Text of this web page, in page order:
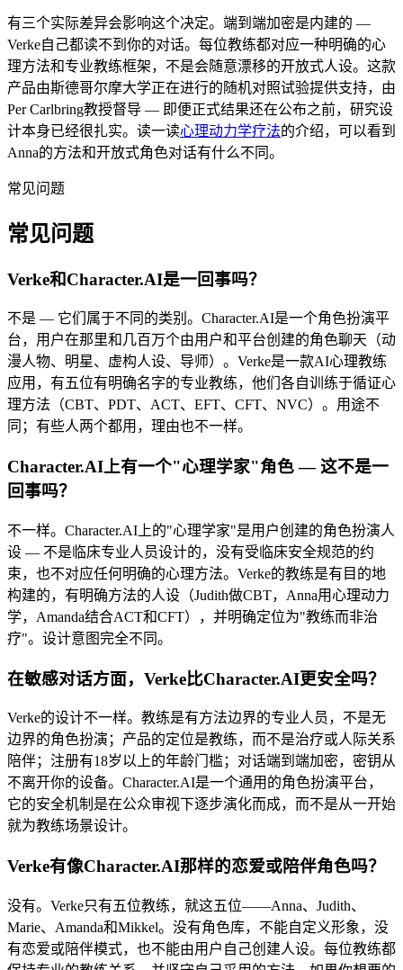
有三个实际差异会影响这个决定。端到端加密是内建的 —
Verke自己都读不到你的对话。每位教练都对应一种明确的心
理方法和专业教练框架，不是会随意漂移的开放式人设。这款
产品由斯德哥尔摩大学正在进行的随机对照试验提供支持，由
Per Carlbring教授督导 — 即便正式结果还在公布之前，研究设
计本身已经很扎实。读一读心理动力学疗法的介绍，可以看到
Anna的方法和开放式角色对话有什么不同。
常见问题
常见问题
Verke和Character.AI是一回事吗？
不是 — 它们属于不同的类别。Character.AI是一个角色扮演平
台，用户在那里和几百万个由用户和平台创建的角色聊天（动
漫人物、明星、虚构人设、导师）。Verke是一款AI心理教练
应用，有五位有明确名字的专业教练，他们各自训练于循证心
理方法（CBT、PDT、ACT、EFT、CFT、NVC）。用途不
同；有些人两个都用，理由也不一样。
Character.AI上有一个"心理学家"角色 — 这不是一
回事吗？
不一样。Character.AI上的"心理学家"是用户创建的角色扮演人
设 — 不是临床专业人员设计的，没有受临床安全规范的约
束，也不对应任何明确的心理方法。Verke的教练是有目的地
构建的，有明确方法的人设（Judith做CBT，Anna用心理动力
学，Amanda结合ACT和CFT），并明确定位为"教练而非治
疗"。设计意图完全不同。
在敏感对话方面，Verke比Character.AI更安全吗？
Verke的设计不一样。教练是有方法边界的专业人员，不是无
边界的角色扮演；产品的定位是教练，而不是治疗或人际关系
陪伴；注册有18岁以上的年龄门槛；对话端到端加密，密钥从
不离开你的设备。Character.AI是一个通用的角色扮演平台，
它的安全机制是在公众审视下逐步演化而成，而不是从一开始
就为教练场景设计。
Verke有像Character.AI那样的恋爱或陪伴角色吗？
没有。Verke只有五位教练，就这五位——Anna、Judith、
Marie、Amanda和Mikkel。没有角色库，不能自定义形象，没
有恋爱或陪伴模式，也不能由用户自己创建人设。每位教练都